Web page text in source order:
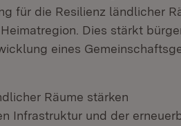
für die Resilienz ländlicher
Dies stärkt
eines
Räume stärken
Infrastruktur und der